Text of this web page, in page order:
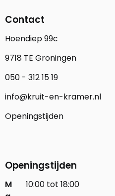
Contact
Hoendiep 99c
9718 TE Groningen
050 - 312 15 19
info@kruit-en-kramer.nl
Openingstijden
Openingstijden
M
10:00 tot 18:00